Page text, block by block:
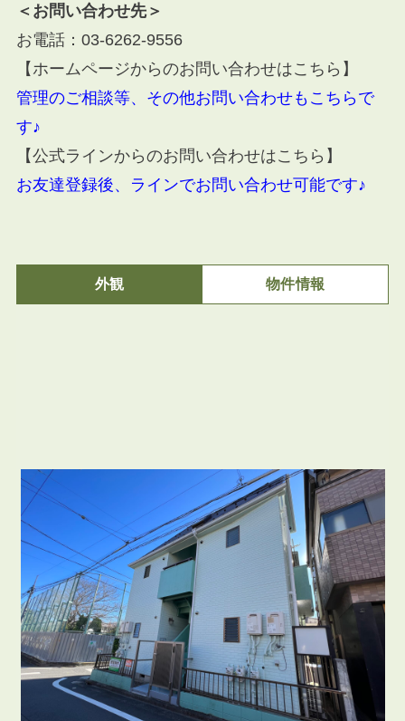
＜お問い合わせ先＞
お電話： 03-6262-9556
【ホームページからのお問い合わせはこちら】
管理のご相談等、その他お問い合わせもこちらで
す♪
【公式ラインからのお問い合わせはこちら】
お友達登録後、ラインでお問い合わせ可能です♪
外観 物件情報